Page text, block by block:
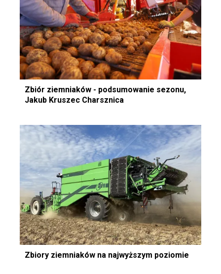
Zbiór ziemniaków - podsumowanie sezonu,
Jakub Kruszec Charsznica
Zbiory ziemniaków na najwyższym poziomie